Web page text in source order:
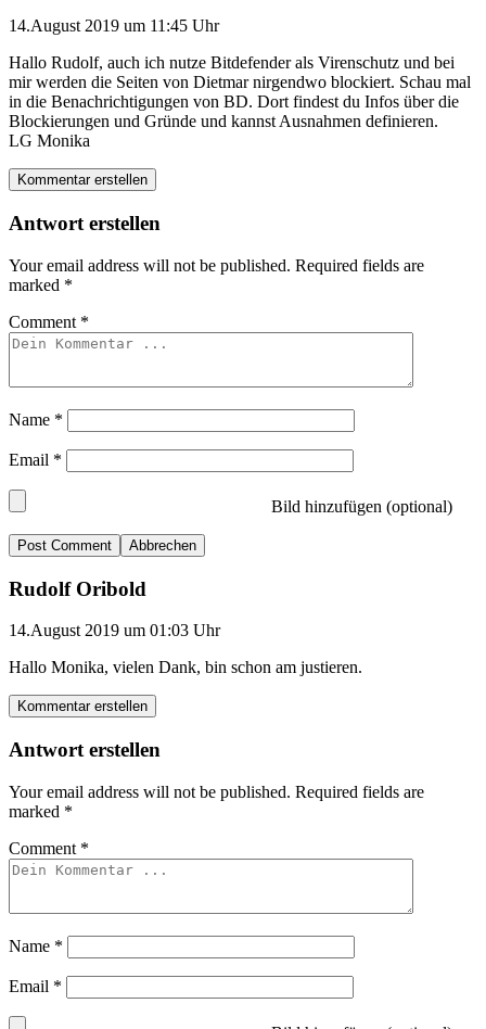
14.August 2019 um 11:45 Uhr
Hallo Rudolf, auch ich nutze Bitdefender als Virenschutz und bei
mir werden die Seiten von Dietmar nirgendwo blockiert. Schau mal
in die Benachrichtigungen von BD. Dort findest du Infos über die
Blockierungen und Gründe und kannst Ausnahmen definieren.
LG Monika
Kommentar erstellen
Antwort erstellen
Your email address will not be published. Required fields are
marked *
Comment *
Name *
Email *
Bild hinzufügen (optional)
Abbrechen
Rudolf Oribold
14.August 2019 um 01:03 Uhr
Hallo Monika, vielen Dank, bin schon am justieren.
Kommentar erstellen
Antwort erstellen
Your email address will not be published. Required fields are
marked *
Comment *
Name *
Email *